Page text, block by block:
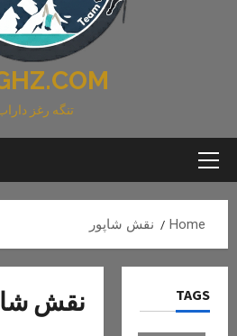
تنگه رغز
Primary
Home نقش شاپور
نقش TAGS